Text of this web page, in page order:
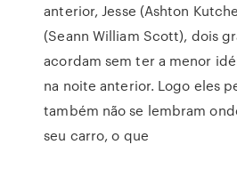
anterior, Jesse (Ashton
(Seann William Scott), dois
acordam sem ter a menor
na noite anterior. Logo eles
também não se lembram
seu carro, o que